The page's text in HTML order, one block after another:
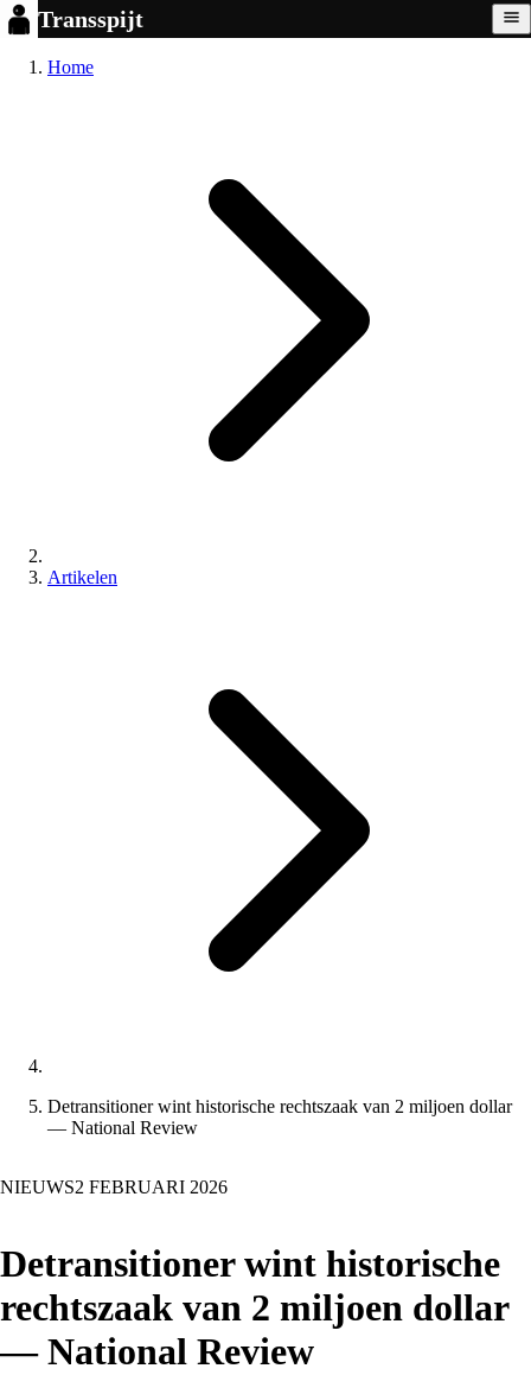
Transspijt
Home
Artikelen
Detransitioner wint historische rechtszaak van 2 miljoen dollar
— National Review
NIEUWS2 FEBRUARI 2026
Detransitioner wint historische
rechtszaak van 2 miljoen dollar
— National Review